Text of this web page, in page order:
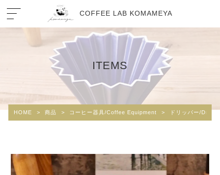
COFFEE LAB KOMAMEYA
ITEMS
HOME > 商品 > コーヒー器具/Coffee Equipment > ドリッパー/